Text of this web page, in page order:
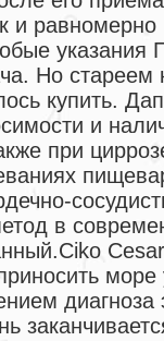
и
указания
Но стареем
купить.
и
при
в